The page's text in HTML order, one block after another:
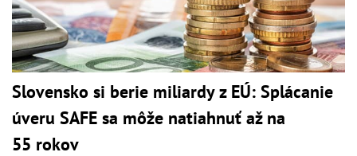
Slovensko si berie miliardy z EÚ: Splácanie
úveru SAFE sa môže natiahnuť až na
55 rokov